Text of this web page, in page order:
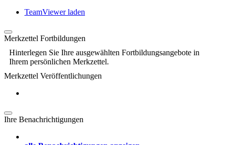
TeamViewer laden
Merkzettel Fortbildungen
Hinterlegen Sie Ihre ausgewählten Fortbildungsangebote in
Ihrem persönlichen Merkzettel.
Merkzettel Veröffentlichungen
Ihre Benachrichtigungen